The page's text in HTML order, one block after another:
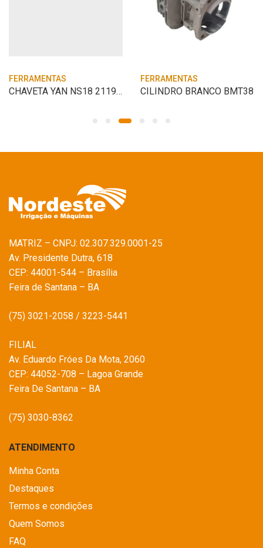
FERRAMENTAS
CHAVETA YAN NS18 21190 VOLANTE
FERRAMENTAS
CILINDRO BRANCO BMT38
MATRIZ – CNPJ: 02.307.329.0001-25
Av. Presidente Dutra, 618
CEP: 44001-544 – Brasília
Feira de Santana – BA
(75) 3021-2058 / 3223-5441
FILIAL
Av. Eduardo Fróes Da Mota, 2060
CEP: 44052-708 – Lagoa Grande
Feira De Santana – BA
(75) 3030-8362
ATENDIMENTO
Minha Conta
Destaques
Termos e condições
Quem Somos
FAQ